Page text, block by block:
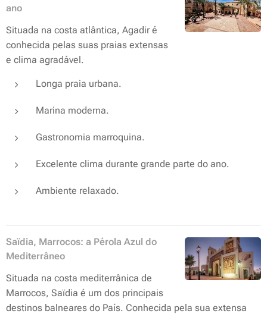
ano
Situada na costa atlântica, Agadir é
conhecida pelas suas praias extensas
e clima agradável.
Longa praia urbana.
Marina moderna.
Gastronomia marroquina.
Excelente clima durante grande parte do ano.
Ambiente relaxado.
Saïdia, Marrocos: a Pérola Azul do
Mediterrâneo
Situada na costa mediterrânica de
Marrocos, Saïdia é um dos principais
destinos balneares do País. Conhecida pela sua extensa